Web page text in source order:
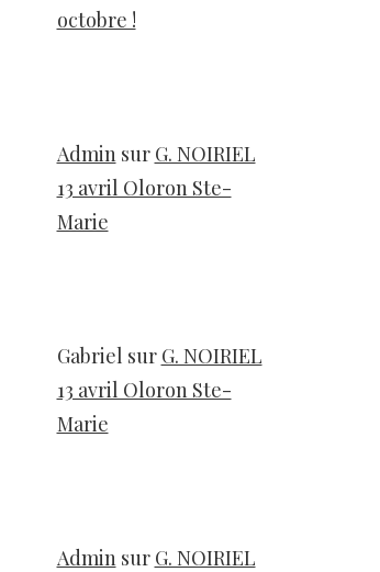
octobre !
Adminsur G. NOIRIEL
13 avril Oloron Ste-
Marie
Gabriel sur G. NOIRIEL
13 avril Oloron Ste-
Marie
Adminsur G. NOIRIEL